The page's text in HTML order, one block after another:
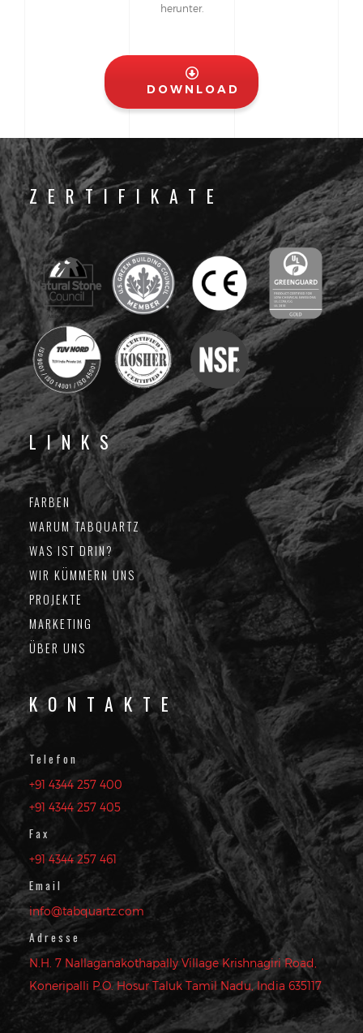
herunter.
DOWNLOAD
ZERTIFIKATE
LINKS
FARBEN
WARUM TABQUARTZ
WAS IST DRIN?
WIR KÜMMERN UNS
PROJEKTE
MARKETING
ÜBER UNS
KONTAKTE
Telefon
+91 4344 257 400
+91 4344 257 405
Fax
+91 4344 257 461
Email
info@tabquartz.com
Adresse
N.H. 7 Nallaganakothapally Village Krishnagiri Road,
Koneripalli P.O. Hosur Taluk Tamil Nadu, India 635117